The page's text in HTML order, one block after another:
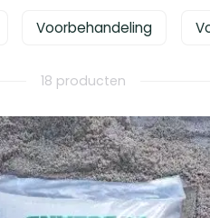
Voorbehandeling
18 producten